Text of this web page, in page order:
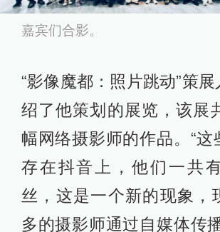
嘉宾们合影。
“影像魔都：照片跳动”策
绍了他策划的展览，该展
幅网络摄影师的作品。“这
存在抖音上，他们一共
丝，这是一个新的现象，
多的摄影师通过自媒体传